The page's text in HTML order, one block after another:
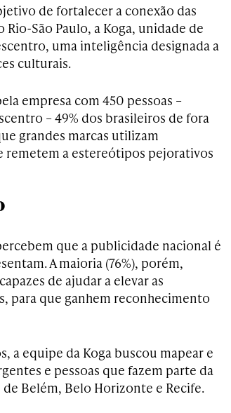
de fortalecer a conexão das
São Paulo, a Koga, unidade de
uma inteligência designada a
culturais.
empresa com 450 pessoas –
– 49% dos brasileiros de fora
grandes marcas utilizam
remetem a estereótipos pejorativos
que a publicidade nacional é
A maioria (76%), porém,
de ajudar a elevar as
para que ganhem reconhecimento
a equipe da Koga buscou mapear e
e pessoas que fazem parte da
Belém, Belo Horizonte e Recife.